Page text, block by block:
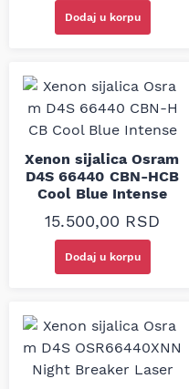
Dodaj u korpu
Xenon sijalica Osram
D4S 66440 CBN-HCB
Cool Blue Intense
15.500,00 RSD
Dodaj u korpu